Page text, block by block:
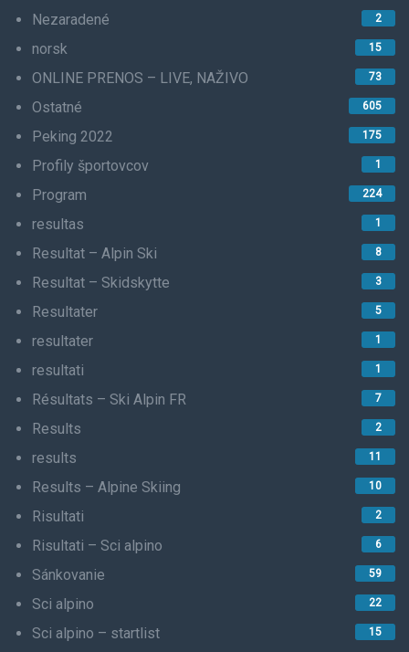
Nezaradené 2
norsk 15
ONLINE PRENOS – LIVE, NAŽIVO 73
Ostatné 605
Peking 2022 175
Profily športovcov 1
Program 224
resultas 1
Resultat – Alpin Ski 8
Resultat – Skidskytte 3
Resultater 5
resultater 1
resultati 1
Résultats – Ski Alpin FR 7
Results 2
results 11
Results – Alpine Skiing 10
Risultati 2
Risultati – Sci alpino 6
Sánkovanie 59
Sci alpino 22
Sci alpino – startlist 15